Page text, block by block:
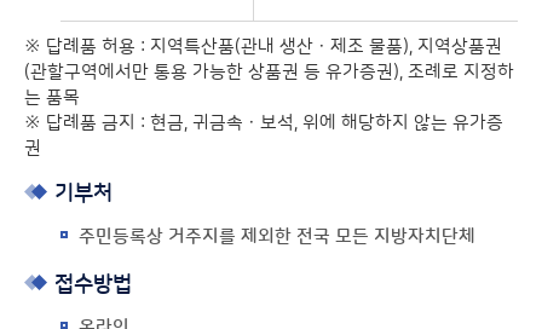
※ 답례품 허용 : 지역특산품(관내 생산ㆍ제조 물품), 지역상품권
(관할구역에서만 통용 가능한 상품권 등 유가증권), 조례로 지정하
는 품목
※ 답례품 금지 : 현금, 귀금속ㆍ보석, 위에 해당하지 않는 유가증
권
기부처
주민등록상 거주지를 제외한 전국 모든 지방자치단체
접수방법